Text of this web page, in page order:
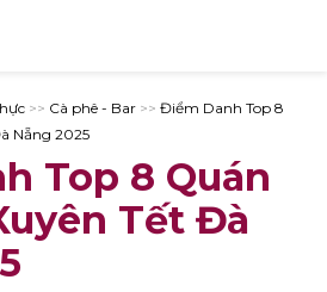
>> Cà phê - Bar >> Điểm Danh Top 8
Nẵng 2025
Top 8 Quán
Tết Đà